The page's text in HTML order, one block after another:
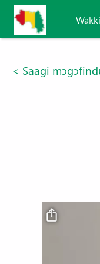
Aller au contenu
< Saagi
Fichier vidéo